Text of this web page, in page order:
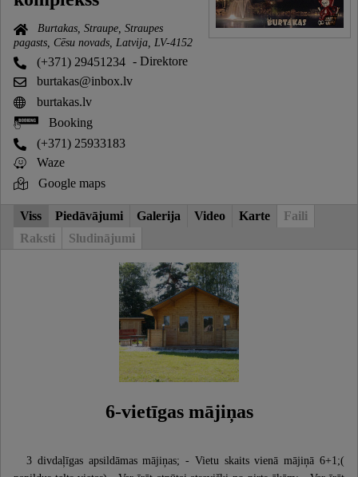
Burtakas, Straupe, Straupes
pagasts, Cēsu novads, Latvija, LV-4152
(+371) 29451234 - Direktore
burtakas@inbox.lv
burtakas.lv
Booking
(+371) 25933183
Waze
Google maps
Viss Piedāvājumi Galerija Video Karte
Faili
Raksti
Sludinājumi
6-vietīgas mājiņas
3 divdaļīgas apsildāmas mājiņas; - Vietu skaits vienā mājiņā 6+1;(